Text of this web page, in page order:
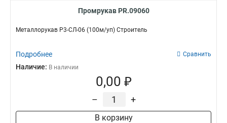
Промрукав PR.09060
Металлорукав Р3-СЛ-06 (100м/уп) Строитель
Подробнее Сравнить
Наличие: В наличии
0,00 ₽
– +
В корзину